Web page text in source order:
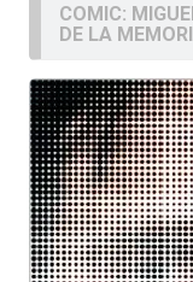
COMIC:
DE LA